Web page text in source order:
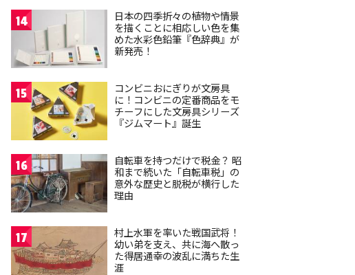
14
日本の四季折々の植物や情景
を描くことに相応しい色を集
めた水彩色鉛筆『色辞典』が
新発売！
15
コンビニおにぎりが文房具
に！コンビニの定番商品をモ
チーフにした文房具シリーズ
『ジムマート』誕生
16
自転車を持つだけで税金？ 昭
和まで続いた「自転車税」の
意外な歴史と脱税が横行した
理由
17
村上水軍を率いた戦国武将！
幼い弟を支え、共に海へ散っ
た得居通幸の波乱に満ちた生
涯